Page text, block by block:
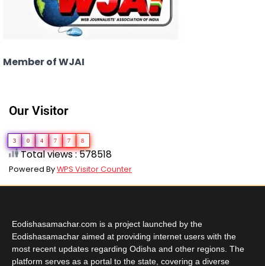
Member of WJAI
Our Visitor
3 0 4 7 7 8
Total views : 578518
Powered ByWPS Visitor Counter
Eodishasamachar.com is a project launched by the
Eodishasamachar aimed at providing internet users with the
most recent updates regarding Odisha and other regions. The
platform serves as a portal to the state, covering a diverse